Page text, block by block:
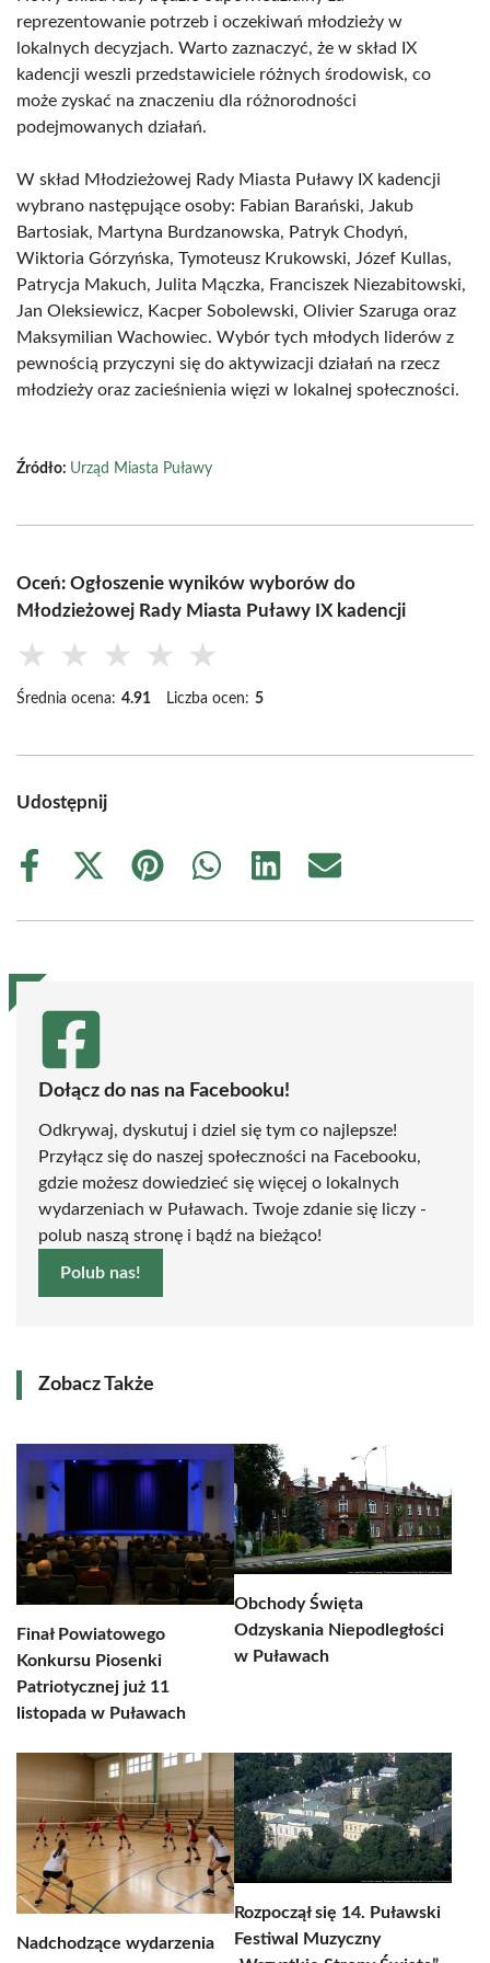
reprezentowanie potrzeb i oczekiwań młodzieży w
lokalnych decyzjach. Warto zaznaczyć, że w skład IX
kadencji weszli przedstawiciele różnych środowisk, co
może zyskać na znaczeniu dla różnorodności
podejmowanych działań.
W skład Młodzieżowej Rady Miasta Puławy IX kadencji
wybrano następujące osoby: Fabian Barański, Jakub
Bartosiak, Martyna Burdzanowska, Patryk Chodyń,
Wiktoria Górzyńska, Tymoteusz Krukowski, Józef Kullas,
Patrycja Makuch, Julita Mączka, Franciszek Niezabitowski,
Jan Oleksiewicz, Kacper Sobolewski, Olivier Szaruga oraz
Maksymilian Wachowiec. Wybór tych młodych liderów z
pewnością przyczyni się do aktywizacji działań na rzecz
młodzieży oraz zacieśnienia więzi w lokalnej społeczności.
Źródło: Urząd Miasta Puławy
Oceń: Ogłoszenie wyników wyborów do
Młodzieżowej Rady Miasta Puławy IX kadencji
★ ★ ★ ★ ★
Średnia ocena: 4.91 Liczba ocen: 5
Udostępnij
Share
Share
(Twitter)
Share
Share
Share
Share
Dołącz do nas na Facebooku!
Odkrywaj, dyskutuj i dziel się tym co najlepsze!
Przyłącz się do naszej społeczności na Facebooku,
gdzie możesz dowiedzieć się więcej o lokalnych
wydarzeniach w Puławach. Twoje zdanie się liczy -
polub naszą stronę i bądź na bieżąco!
Polub nas!
Zobacz Także
Finał Powiatowego
Konkursu Piosenki
Patriotycznej już 11
listopada w Puławach
Obchody Święta
Odzyskania Niepodległości
w Puławach
Nadchodzące wydarzenia
Rozpoczął się 14. Puławski
Festiwal Muzyczny